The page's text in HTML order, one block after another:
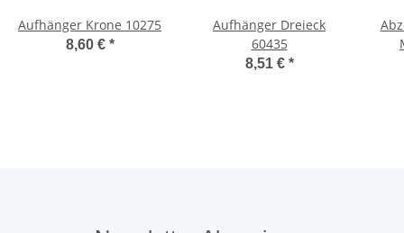
Aufhänger Krone 10275
8,60 € *
Aufhänger Dreieck
60435
8,51 € *